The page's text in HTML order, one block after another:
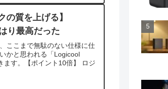
の質を上げる】
り最高だった
ここまで無駄のない仕様に仕
かと思われる「Logicool
ます。【ポイント10倍】 ロジ